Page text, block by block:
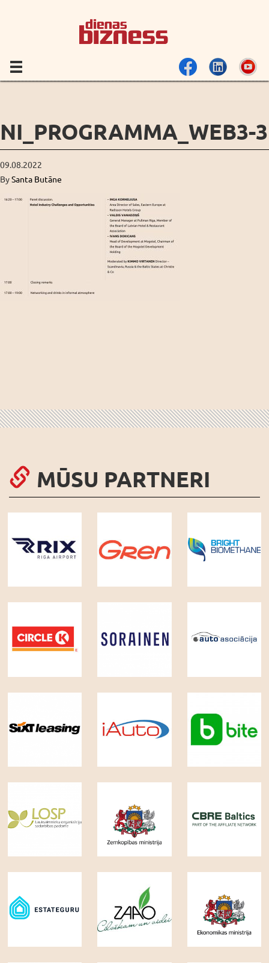
NI_PROGRAMMA_WEB3-3
09.08.2022
BySanta Butāne
MŪSU PARTNERI